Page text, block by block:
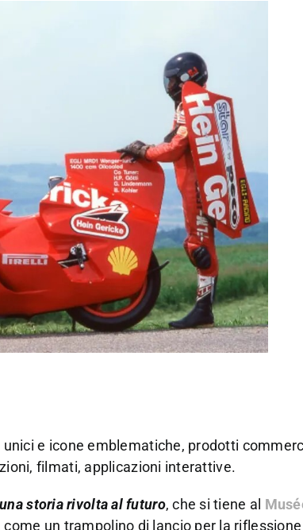
e icone emblematiche, prodotti
filmati, applicazioni interattive.
storia rivolta al futuro, che si tiene al
un trampolino di lancio per la